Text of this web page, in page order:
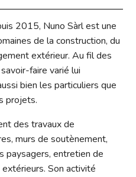
2015, Nuno Sàrlest une
de la construction, du
extérieur. Au fil des
faire varié lui
bien les particuliers que
projets.
des travaux de
murs de soutènement,
paysagers, entretien de
Son activité